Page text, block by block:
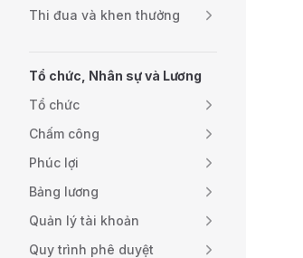
Thi đua và khen thưởng
Tổ chức, Nhân sự và Lương
Tổ chức
Chấm công
Phúc lợi
Bảng lương
Quản lý tài khoản
Quy trình phê duyệt